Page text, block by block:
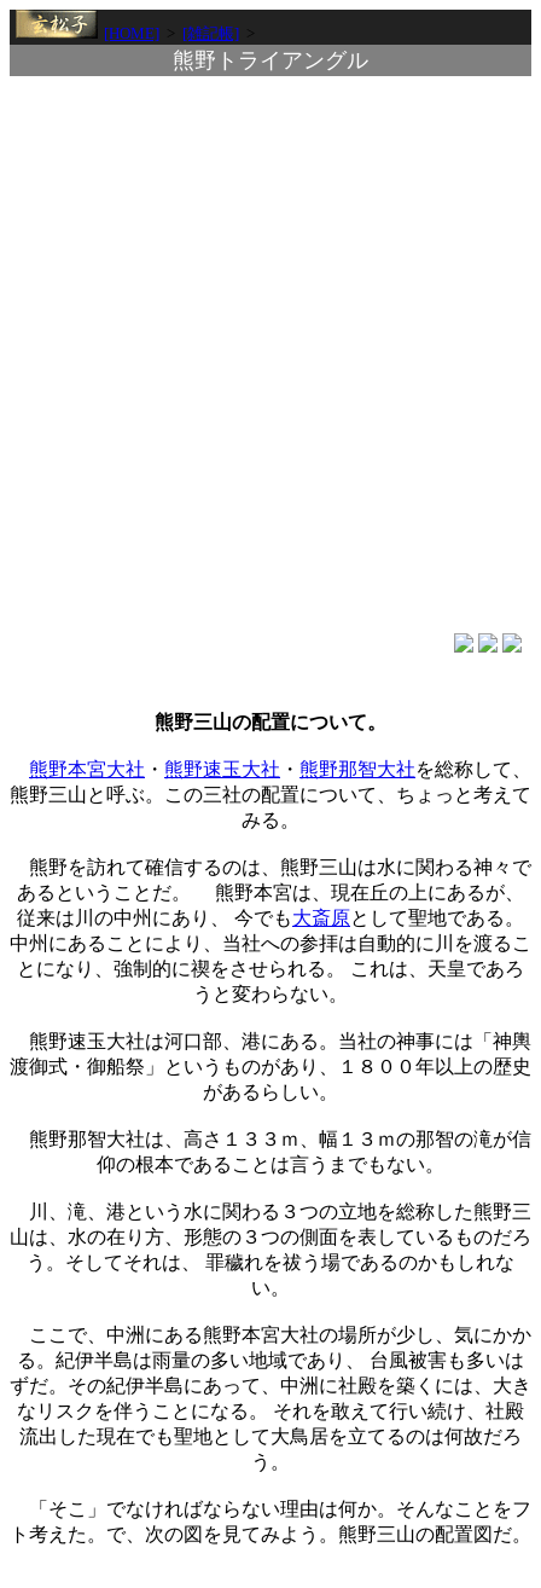
[HOME] [雑記帳]
熊野トライアングル
熊野三山の配置について。
熊野本宮大社 ・ 熊野速玉大社 ・ 熊野那智大社を総称して、
熊野三山と呼ぶ。この三社の配置について、ちょっと考えて
みる。
熊野を訪れて確信するのは、熊野三山は水に関わる神々で
あるということだ。 熊野本宮は、現在丘の上にあるが、
従来は川の中州にあり、 今でも大斎原として聖地である。
中州にあることにより、当社への参拝は自動的に川を渡るこ
とになり、強制的に禊をさせられる。 これは、天皇であろ
うと変わらない。
熊野速玉大社は河口部、港にある。当社の神事には「神輿
渡御式・御船祭」というものがあり、１８００年以上の歴史
があるらしい。
熊野那智大社は、高さ１３３ｍ、幅１３ｍの那智の滝が信
仰の根本であることは言うまでもない。
川、滝、港という水に関わる３つの立地を総称した熊野三
山は、水の在り方、形態の３つの側面を表しているものだろ
う。そしてそれは、 罪穢れを祓う場であるのかもしれな
い。
ここで、中洲にある熊野本宮大社の場所が少し、気にかか
る。紀伊半島は雨量の多い地域であり、 台風被害も多いは
ずだ。その紀伊半島にあって、中洲に社殿を築くには、大き
なリスクを伴うことになる。 それを敢えて行い続け、社殿
流出した現在でも聖地として大鳥居を立てるのは何故だろ
う。
「そこ」でなければならない理由は何か。そんなことをフ
ト考えた。で、次の図を見てみよう。熊野三山の配置図だ。